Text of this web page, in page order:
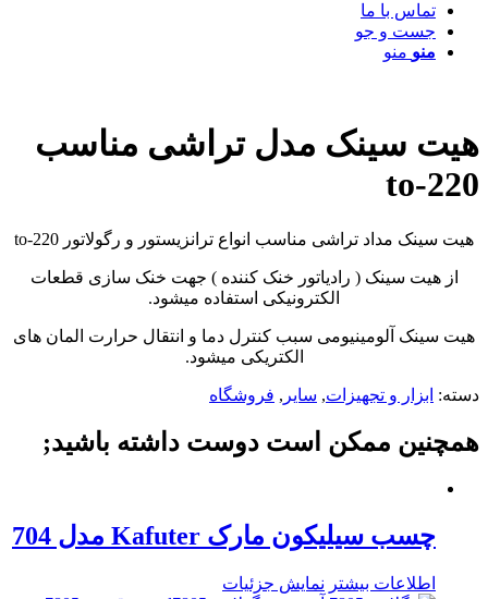
تماس با ما
جست و جو
منو منو
هیت سینک مدل تراشی مناسب
to-220
هیت سینک مداد تراشی مناسب انواع ترانزیستور و رگولاتور to-220
از هیت سینک ( رادیاتور خنک کننده ) جهت خنک سازی قطعات
الکترونیکی استفاده میشود.
هیت سینک آلومینیومی سبب کنترل دما و انتقال حرارت المان های
الکتریکی میشود.
دسته: ابزار و تجهیزات, سایر , فروشگاه
همچنین ممکن است دوست داشته باشید;
چسب سیلیکون مارک Kafuter مدل 704
اطلاعات بیشتر نمایش جزئیات